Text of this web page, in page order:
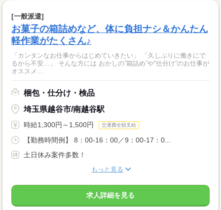
[一般派遣]
お菓子の箱詰めなど、体に負担ナシ＆かんたん
軽作業がたくさん♪
「カンタンなお仕事からはじめていきたい」 「久しぶりに働きにで
るから不安…」 そんな方には おかしの”箱詰め”や”仕分け”のお仕事が
オススメ...
梱包・仕分け・検品
埼玉県越谷市/南越谷駅
時給1,300円～1,500円 交通費全額支給
【勤務時間例】 8：00-16：00／9：00-17：0...
土日休み案件多数！
もっと見る
求人詳細を見る